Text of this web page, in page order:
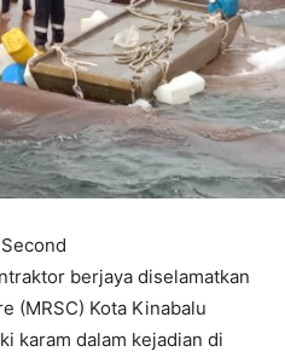
berjaya diselamatkan
(MRSC) Kota Kinabalu
karam dalam kejadian di